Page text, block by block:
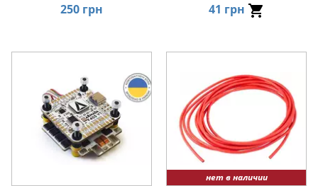
250 грн 41 грн
нет в наличии